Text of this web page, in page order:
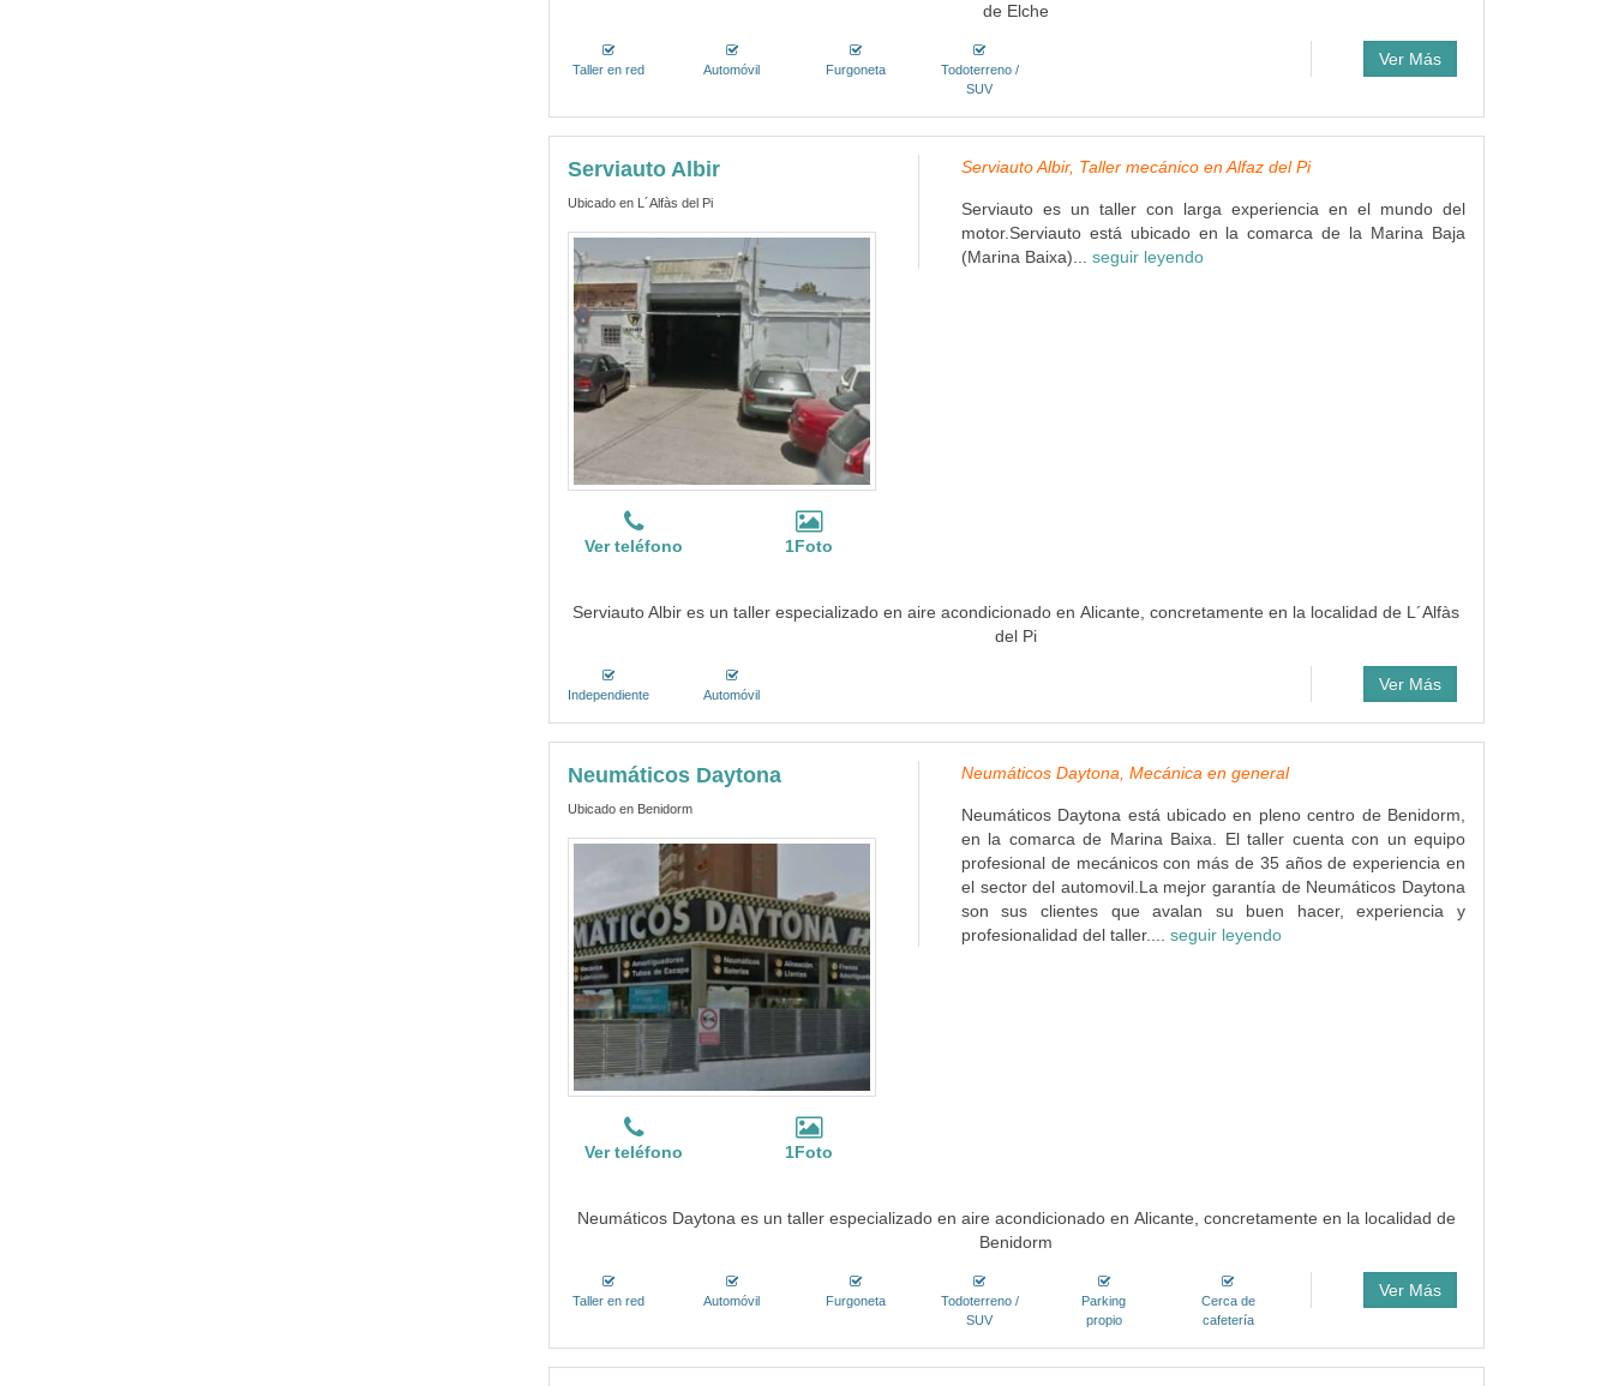
de Elche
Taller en red Automóvil Furgoneta
Todoterreno /
SUV
Ver Más
Serviauto Albir
Ubicado en L´Alfàs del Pi
Ver teléfono 1Foto
Serviauto Albir, Taller mecánico en Alfaz del Pi
Serviauto es un taller con larga experiencia en el mundo del
motor.Serviauto está ubicado en la comarca de la Marina Baja
(Marina Baixa)... seguir leyendo
Serviauto Albir es un taller especializado en aire acondicionado en Alicante, concretamente en la localidad de L´Alfàs
del Pi
Independiente Automóvil
Ver Más
Neumáticos Daytona
Ubicado en Benidorm
Ver teléfono 1Foto
Neumáticos Daytona, Mecánica en general
Neumáticos Daytona está ubicado en pleno centro de Benidorm,
en la comarca de Marina Baixa. El taller cuenta con un equipo
profesional de mecánicos con más de 35 años de experiencia en
el sector del automovil.La mejor garantía de Neumáticos Daytona
son sus clientes que avalan su buen hacer, experiencia y
profesionalidad del taller.... seguir leyendo
Neumáticos Daytona es un taller especializado en aire acondicionado en Alicante, concretamente en la localidad de
Benidorm
Taller en red Automóvil Furgoneta
Todoterreno /
SUV
Parking
propio
Cerca de
cafetería
Ver Más